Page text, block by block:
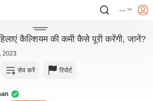
---
कैल्शियम की कमी कैसे पूरी करेंगी, जानें?
2023
सेव करें रिपोर्ट